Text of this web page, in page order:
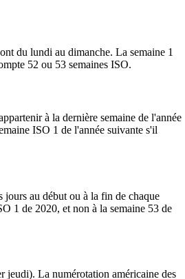
du lundi au dimanche. La semaine 1
52 ou 53 semaines ISO.
à la dernière semaine de l'année
ISO 1 de l'année suivante s'il
jours au début ou à la fin de chaque
1 de 2020, et non à la semaine 53 de
jeudi). La numérotation américaine des